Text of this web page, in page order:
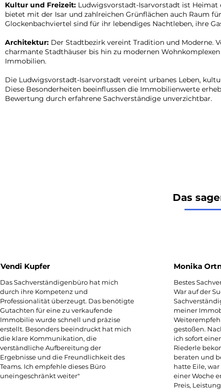
Kultur und Freizeit: Ludwigsvorstadt-Isarvorstadt ist
bietet mit der Isar und zahlreichen Grünflächen auch Raum
Glockenbachviertel sind für ihr lebendiges Nachtleben, ihre
Architektur: Der Stadtbezirk vereint Tradition und Moderne.
charmante Stadthäuser bis hin zu modernen
Immobilien.
Die Ludwigsvorstadt-Isarvorstadt vereint urbanes Leben,
Diese Besonderheiten beeinflussen die Immobilienwerte
Bewertung durch erfahrene Sachverständige unverzichtbar.
Das
Vendi Kupfer
​Das Sachverständigenbüro hat mich
durch ihre Kompetenz und
Professionalität überzeugt. Das benötigte
Gutachten für eine zu verkaufende
Immobilie wurde schnell und präzise
erstellt. Besonders beeindruckt hat mich
die klare Kommunikation, die
verständliche Aufbereitung der
Ergebnisse und die Freundlichkeit des
Teams. Ich empfehle dieses Büro
uneingeschränkt weiter"
Monika
Bestes
War auf der
meiner
gestoßen.
ich sofort
Riederle
beraten und
hatte Eile,
einer Woche
Preis,